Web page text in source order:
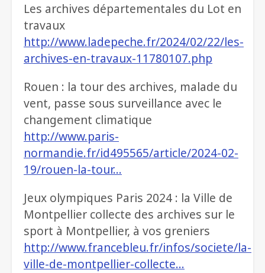
Les archives départementales du Lot en
travaux
http://www.ladepeche.fr/2024/02/22/les-
archives-en-travaux-11780107.php
Rouen : la tour des archives, malade du
vent, passe sous surveillance avec le
changement climatique
http://www.paris-
normandie.fr/id495565/article/2024-02-
19/rouen-la-tour…
Jeux olympiques Paris 2024 : la Ville de
Montpellier collecte des archives sur le
sport à Montpellier, à vos greniers
http://www.francebleu.fr/infos/societe/la-
ville-de-montpellier-collecte…